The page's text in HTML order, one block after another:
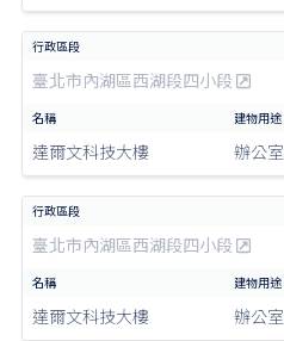
臺北市內湖區西湖段四小段
達爾文科技大樓 辦公室
臺北市內湖區西湖段四小段
達爾文科技大樓 辦公室